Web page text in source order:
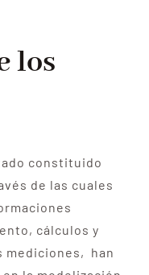
los
constituido
de las cuales
cálculos y
mediciones, han